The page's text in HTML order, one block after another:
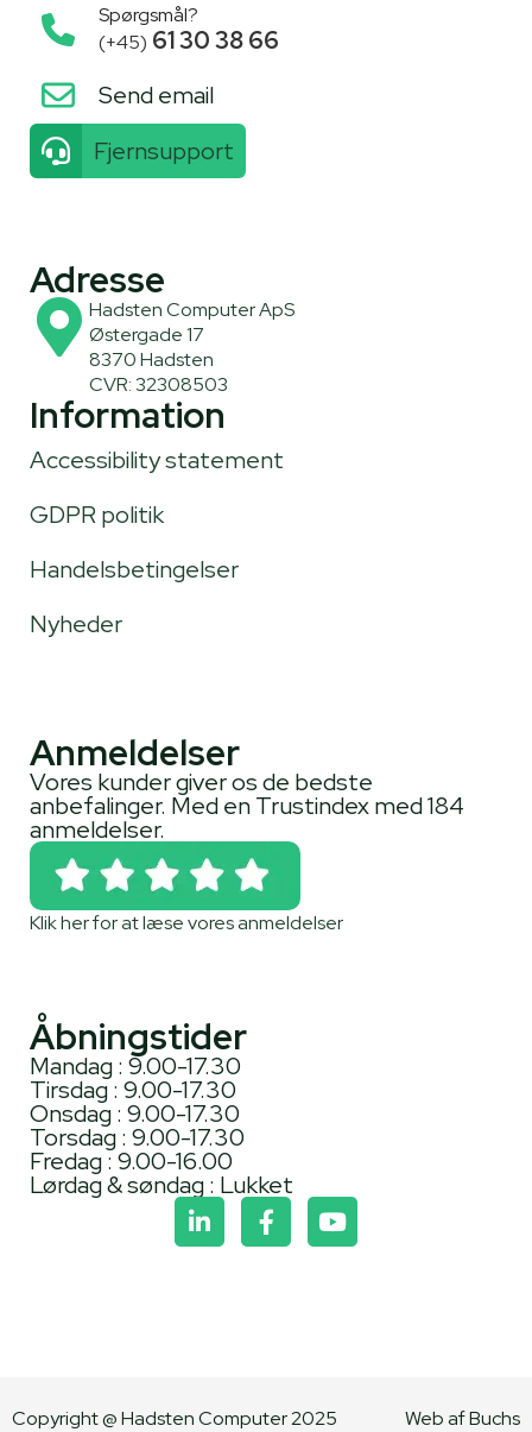
Spørgsmål?
(+45) 61 30 38 66
Send email
Fjernsupport
Adresse
Hadsten Computer ApS
Østergade 17
8370 Hadsten
CVR: 32308503
Information
Accessibility statement
GDPR politik
Handelsbetingelser
Nyheder
Anmeldelser
Vores kunder giver os de bedste
anbefalinger. Med en Trustindex med 184
anmeldelser.
Klik her for at læse vores anmeldelser
Åbningstider
Mandag : 9.00-17.30
Tirsdag : 9.00-17.30
Onsdag : 9.00-17.30
Torsdag : 9.00-17.30
Fredag : 9.00-16.00
Lørdag & søndag : Lukket
Copyright @ Hadsten Computer 2025 Web af Buchs